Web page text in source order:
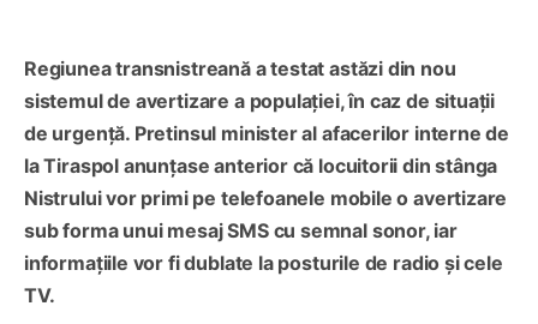
Regiunea transnistreană a testat astăzi din nou
sistemul de avertizare a populației, în caz de situații
de urgență. Pretinsul minister al afacerilor interne de
la Tiraspol anunțase anterior că locuitorii din stânga
Nistrului vor primi pe telefoanele mobile o avertizare
sub forma unui mesaj SMS cu semnal sonor, iar
informațiile vor fi dublate la posturile de radio și cele
TV.